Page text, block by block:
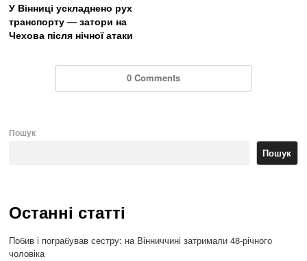
У Вінниці ускладнено рух
транспорту — затори на
Чехова після нічної атаки
0 Comments
Пошук
Пошук
Останні статті
Побив і пограбував сестру: на Вінниччині затримали 48-річного
чоловіка